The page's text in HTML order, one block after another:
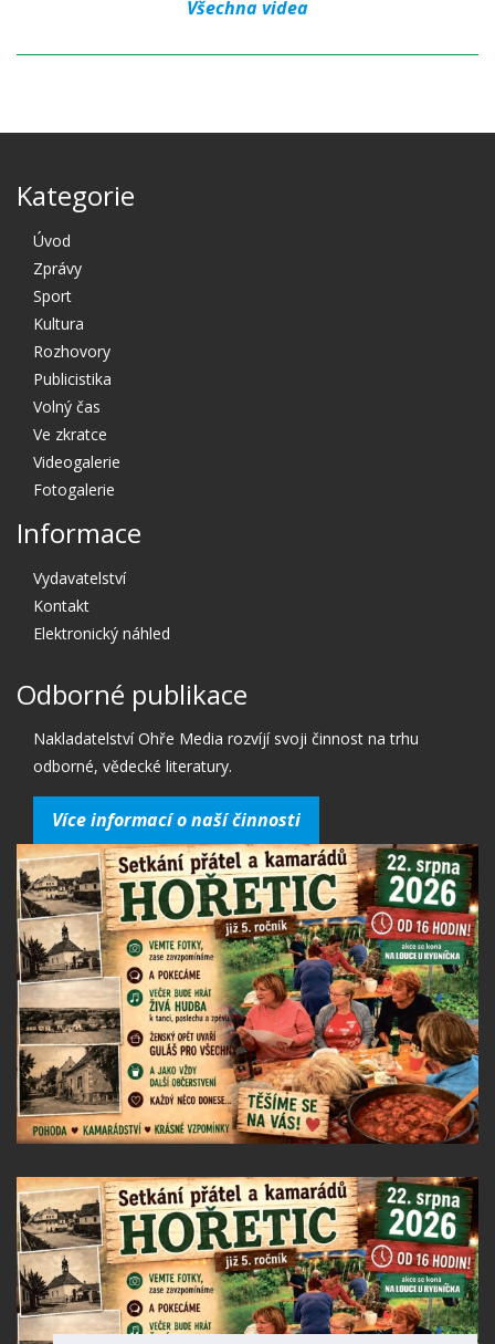
Všechna videa
Kategorie
Úvod
Zprávy
Sport
Kultura
Rozhovory
Publicistika
Volný čas
Ve zkratce
Videogalerie
Fotogalerie
Informace
Vydavatelství
Kontakt
Elektronický náhled
Odborné publikace
Nakladatelství Ohře Media rozvíjí svoji činnost na trhu
odborné, vědecké literatury.
Více informací o naší činnosti